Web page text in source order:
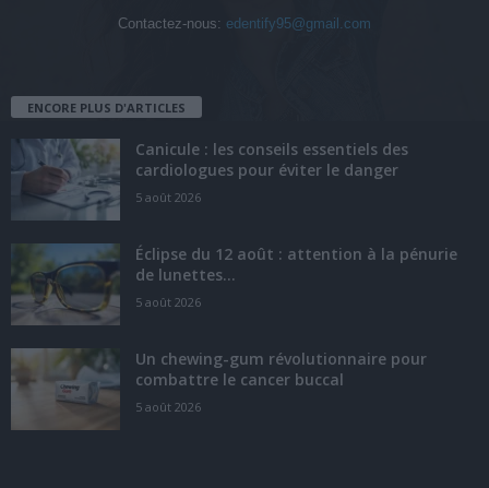
Contactez-nous: edentify95@gmail.com
ENCORE PLUS D'ARTICLES
Canicule : les conseils essentiels des
cardiologues pour éviter le danger
5 août 2026
Éclipse du 12 août : attention à la pénurie
de lunettes...
5 août 2026
Un chewing-gum révolutionnaire pour
combattre le cancer buccal
5 août 2026